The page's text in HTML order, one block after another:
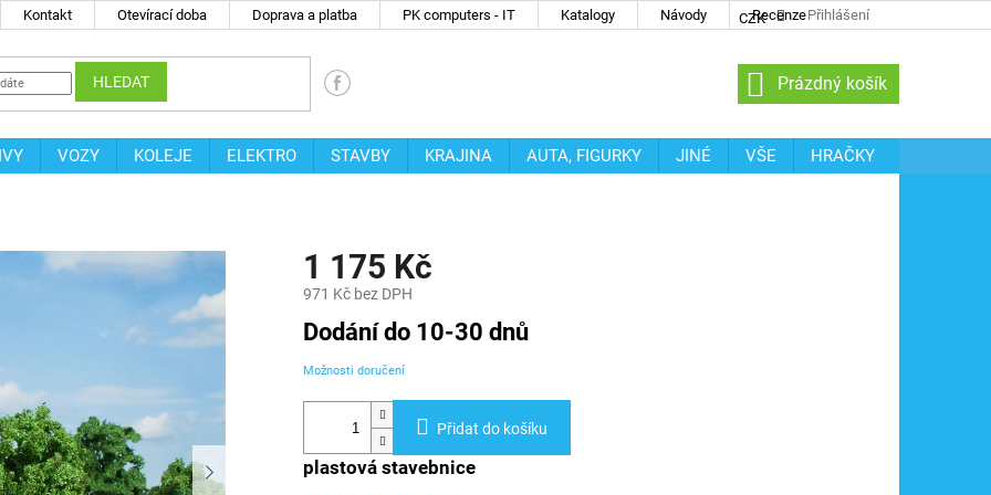
Kontakt Otevírací doba Doprava a platba PK computers - IT Katalogy Návody Recenze
CZK Přihlášení
HLEDAT
NÁKUPNÍ
KOŠÍK
Prázdný košík
VOZY KOLEJE ELEKTRO STAVBY KRAJINA AUTA, FIGURKY JINÉ VŠE
HRAČKY
1 175 Kč
971 Kč bez DPH
Měrná
cena:
Dodání do 10-30 dnů
Možnosti doručení
Přidat do košíku
plastová stavebnice